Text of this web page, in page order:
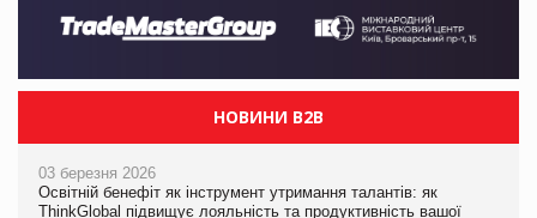
НОВИНИ B2B
03 березня 2026
Освітній бенефіт як інструмент утримання талантів: як
ThinkGlobal підвищує лояльність та продуктивність вашої